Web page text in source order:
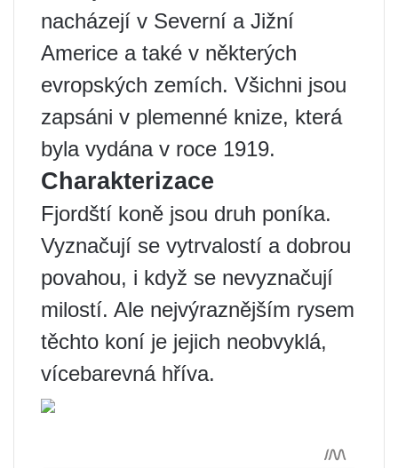
nacházejí v Severní a Jižní
Americe a také v některých
evropských zemích. Všichni jsou
zapsáni v plemenné knize, která
byla vydána v roce 1919.
Charakterizace
Fjordští koně jsou druh poníka.
Vyznačují se vytrvalostí a dobrou
povahou, i když se nevyznačují
milostí. Ale nejvýraznějším rysem
těchto koní je jejich neobvyklá,
vícebarevná hříva.